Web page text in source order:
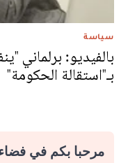
سياسة
بالفيديو: برلماني
بـ"استقالة الحكومة"
مرحبا بكم في فضاء